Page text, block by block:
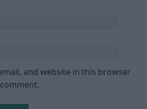
and website in this browser